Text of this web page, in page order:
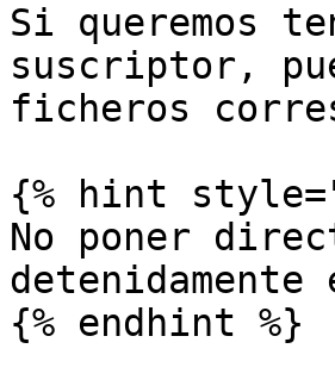
Si queremos
suscriptor,
ficheros
{% hint
No poner
detenidamente
{% endhint %}